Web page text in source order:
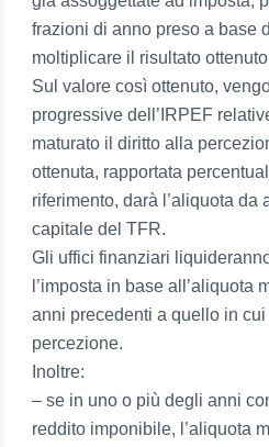
frazioni di anno preso a base
moltiplicare il risultato
Sul valore così ottenuto,
progressive dell’IRPEF
maturato il diritto alla
ottenuta, rapportata
riferimento, darà l’aliquota da
capitale del TFR.
Gli uffici finanziari
l’imposta in base all’aliquota
anni precedenti a quello in
percezione.
Inoltre:
– se in uno o più degli anni
reddito imponibile, l’aliquota